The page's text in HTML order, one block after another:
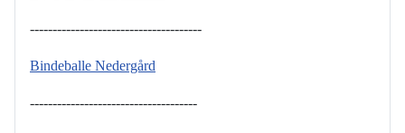
--------------------------------------
Bindeballe Nedergård
-------------------------------------